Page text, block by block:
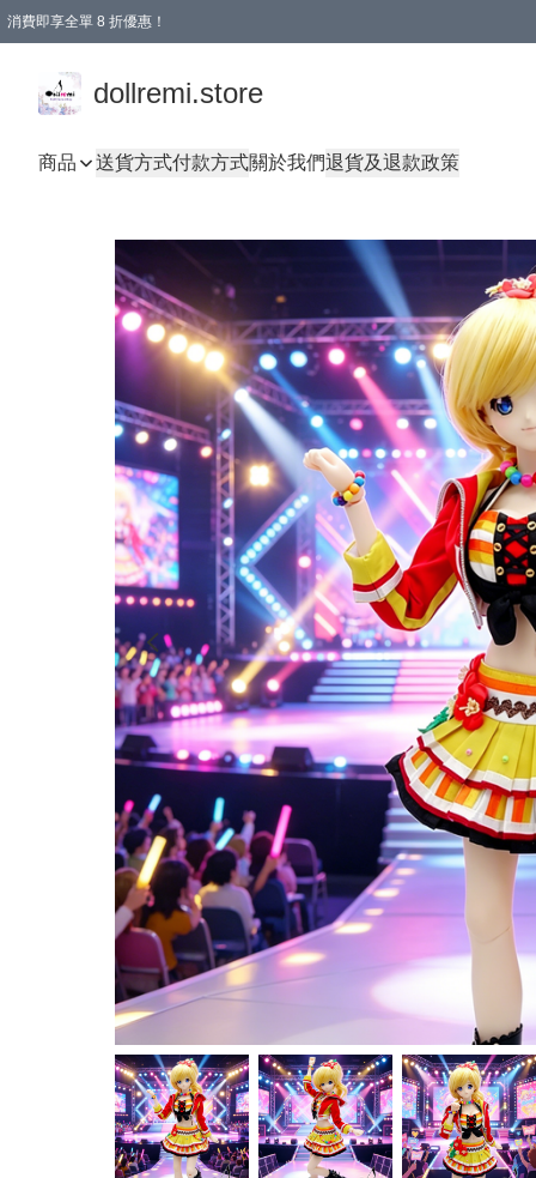
消費即享全單 8 折優惠！
dollremi.store
商品 送貨方式付款方式關於我們退貨及退款政策